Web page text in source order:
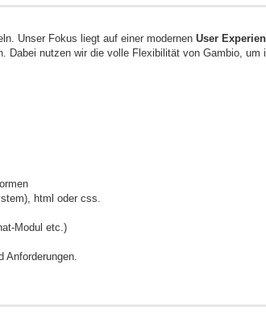
Unser Fokus liegt auf einer modernen User
Dabei nutzen wir die volle Flexibilität von Gambio,
html oder css.
Modul etc.)
Anforderungen.